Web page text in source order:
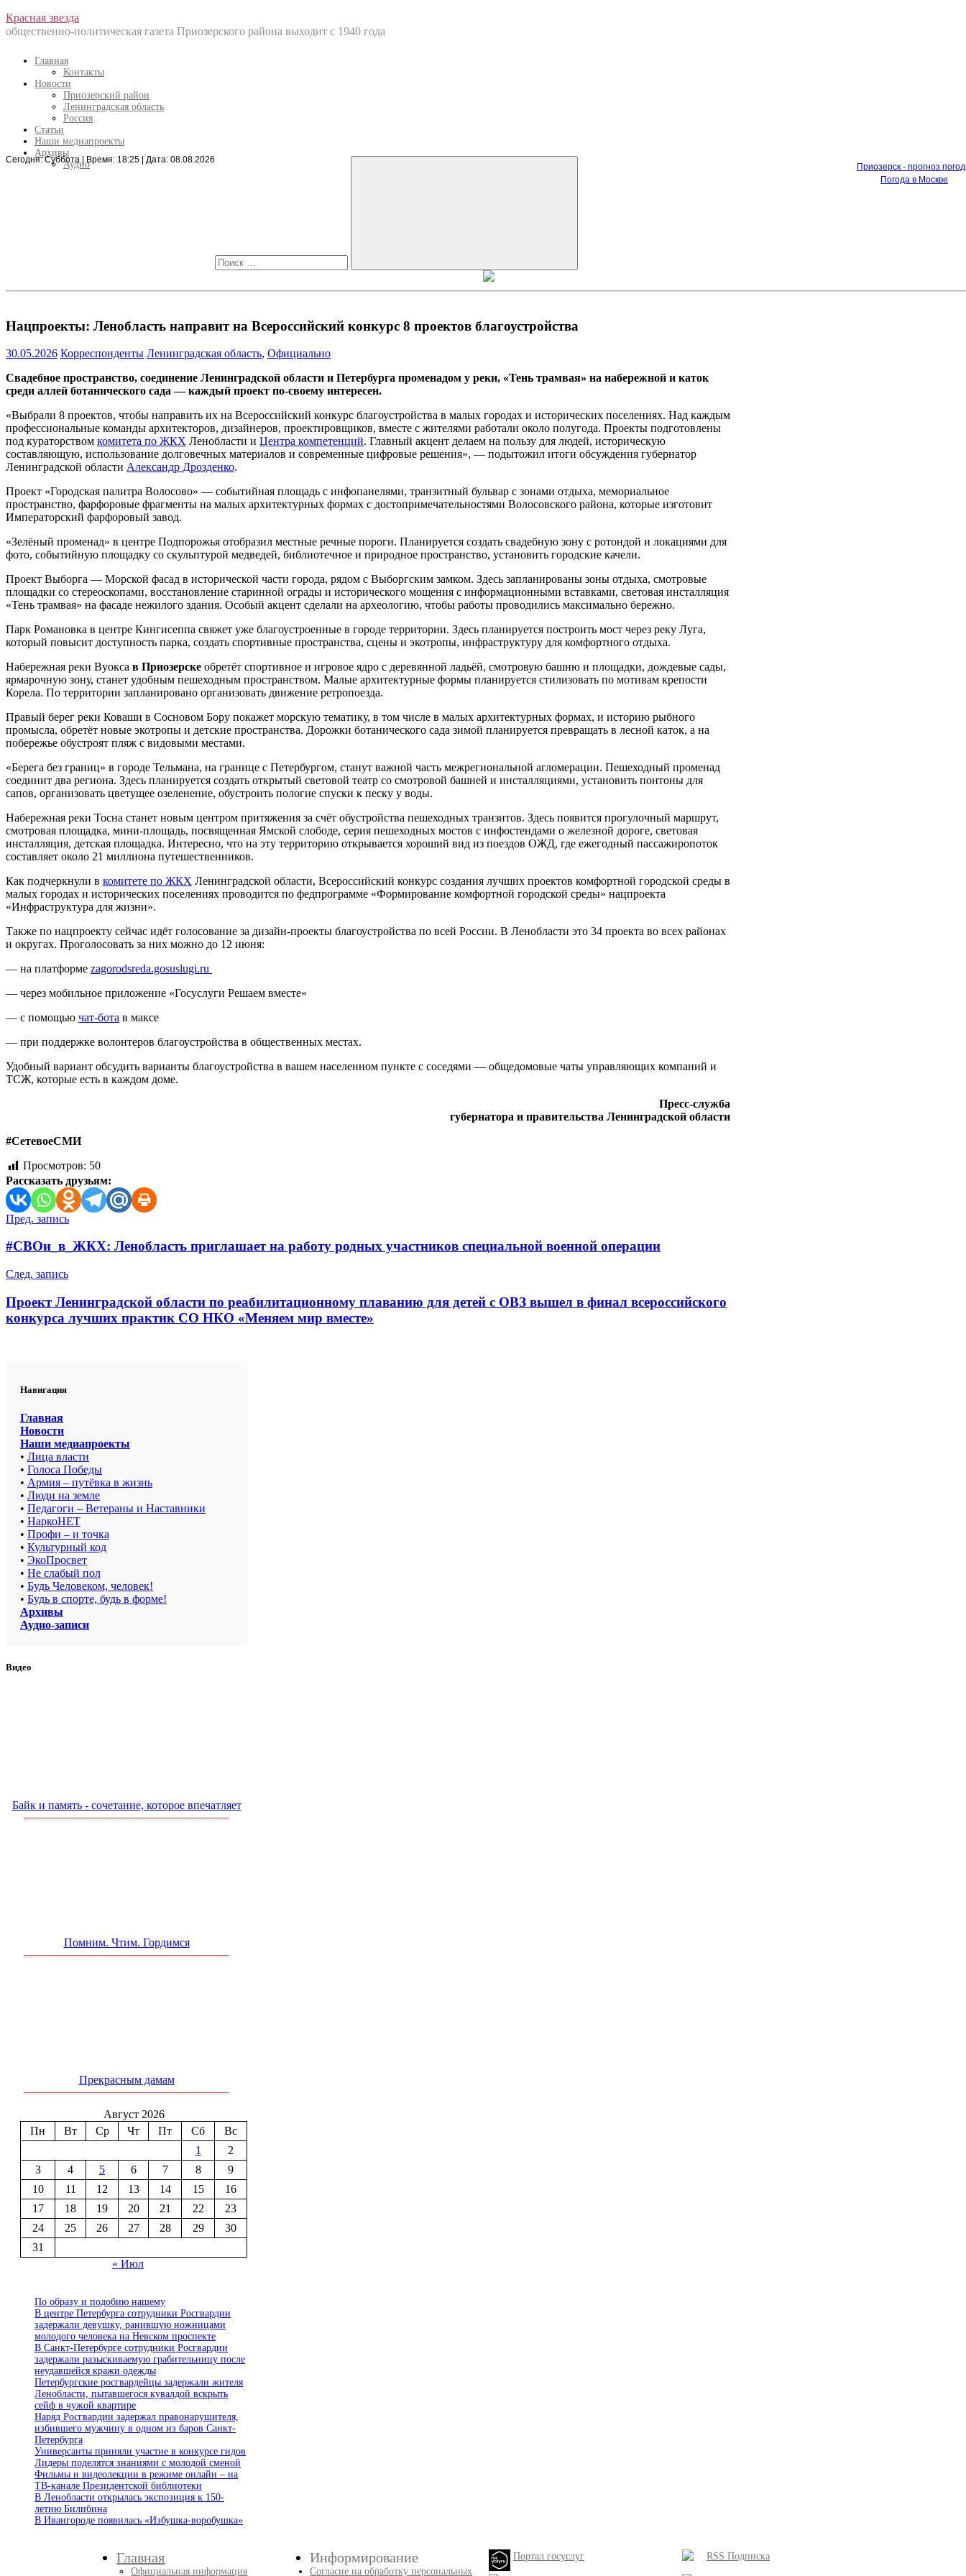
Перейти
к
Красная звезда
общественно-политическая газета Приозерского района выходит с 1940 года
Главная
Контакты
Новости
Приозерский район
Ленинградская область
Россия
Статьи
Наши медиапроекты
Архивы
Аудио
Сегодня: Суббота | Время: 18:25 | Дата: 08.08.2026
Приозерск - прогноз
Погода в Москве
Искать
Нацпроекты: Ленобласть направит на Всероссийский конкурс 8 проектов благоустройства
30.05.2026 Корреспонденты Ленинградская область, Официально
Свадебное пространство, соединение Ленинградской области и Петербурга променадом у реки, «Тень трамвая» на набережной и каток
среди аллей ботанического сада — каждый проект по-своему интересен.
«Выбрали 8 проектов, чтобы направить их на Всероссийский конкурс благоустройства в малых городах и исторических поселениях. Над каждым
профессиональные команды архитекторов, дизайнеров, проектировщиков, вместе с жителями работали около полугода. Проекты подготовлены
под кураторством комитета по ЖКХ Ленобласти и Центра компетенций. Главный акцент делаем на пользу для людей, историческую
составляющую, использование долговечных материалов и современные цифровые решения», — подытожил итоги обсуждения губернатор
Ленинградской области Александр Дрозденко.
Проект «Городская палитра Волосово» — событийная площадь с инфопанелями, транзитный бульвар с зонами отдыха, мемориальное
пространство, фарфоровые фрагменты на малых архитектурных формах с достопримечательностями Волосовского района, которые изготовит
Императорский фарфоровый завод.
«Зелёный променад» в центре Подпорожья отобразил местные речные пороги. Планируется создать свадебную зону с ротондой и локациями для
фото, событийную площадку со скульптурой медведей, библиотечное и природное пространство, установить городские качели.
Проект Выборга — Морской фасад в исторической части города, рядом с Выборгским замком. Здесь запланированы зоны отдыха, смотровые
площадки со стереоскопами, восстановление старинной ограды и исторического мощения с информационными вставками, световая инсталляция
«Тень трамвая» на фасаде нежилого здания. Особый акцент сделали на археологию, чтобы работы проводились максимально бережно.
Парк Романовка в центре Кингисеппа свяжет уже благоустроенные в городе территории. Здесь планируется построить мост через реку Луга,
который повысит доступность парка, создать спортивные пространства, сцены и экотропы, инфраструктуру для комфортного отдыха.
Набережная реки Вуокса в Приозерске обретёт спортивное и игровое ядро с деревянной ладьёй, смотровую башню и площадки, дождевые сады,
ярмарочную зону, станет удобным пешеходным пространством. Малые архитектурные формы планируется стилизовать по мотивам крепости
Корела. По территории запланировано организовать движение ретропоезда.
Правый берег реки Коваши в Сосновом Бору покажет морскую тематику, в том числе в малых архитектурных формах, и историю рыбного
промысла, обретёт новые экотропы и детские пространства. Дорожки ботанического сада зимой планируется превращать в лесной каток, а на
побережье обустроят пляж с видовыми местами.
«Берега без границ» в городе Тельмана, на границе с Петербургом, станут важной часть межрегиональной агломерации. Пешеходный променад
соединит два региона. Здесь планируется создать открытый световой театр со смотровой башней и инсталляциями, установить понтоны для
сапов, организовать цветущее озеленение, обустроить пологие спуски к песку у воды.
Набережная реки Тосна станет новым центром притяжения за счёт обустройства пешеходных транзитов. Здесь появится прогулочный маршрут,
смотровая площадка, мини-площадь, посвященная Ямской слободе, серия пешеходных мостов с инфостендами о железной дороге, световая
инсталляция, детская площадка. Интересно, что на эту территорию открывается хороший вид из поездов ОЖД, где ежегодный пассажиропоток
составляет около 21 миллиона путешественников.
Как подчеркнули в комитете по ЖКХ Ленинградской области, Всероссийский конкурс создания лучших проектов комфортной городской среды в
малых городах и исторических поселениях проводится по федпрограмме «Формирование комфортной городской среды» нацпроекта
«Инфраструктура для жизни».
Также по нацпроекту сейчас идёт голосование за дизайн-проекты благоустройства по всей России. В Ленобласти это 34 проекта во всех районах
и округах. Проголосовать за них можно до 12 июня:
— на платформе zagorodsreda.gosuslugi.ru
— через мобильное приложение «Госуслуги Решаем вместе»
— с помощью чат-бота в максе
— при поддержке волонтеров благоустройства в общественных местах.
Удобный вариант обсудить варианты благоустройства в вашем населенном пункте с соседями — общедомовые чаты управляющих компаний и
ТСЖ, которые есть в каждом доме.
Пресс-служба
губернатора и правительства Ленинградской области
#СетевоеСМИ
Просмотров: 50
Рассказать друзьям:
Навигация
по
Пред. запись
#СВОи_в_ЖКХ: Ленобласть приглашает на работу родных участников специальной военной операции
След. запись
Проект Ленинградской области по реабилитационному плаванию для детей с ОВЗ вышел в финал всероссийского
конкурса лучших практик СО НКО «Меняем мир вместе»
Навигация
Главная
Новости
Наши медиапроекты
• Лица власти
• Голоса Победы
• Армия – путёвка в жизнь
• Люди на земле
• Педагоги – Ветераны и Наставники
• НаркоНЕТ
• Профи – и точка
• Культурный код
• ЭкоПросвет
• Не слабый пол
• Будь Человеком, человек!
• Будь в спорте, будь в форме!
Архивы
Аудио-записи
Видео
Байк и память - сочетание, которое впечатляет
Помним. Чтим. Гордимся
Прекрасным дамам
Август 2026
Пн
Вт Ср Чт Пт Сб
Вс
1
2
3
4 5 6 7 8
9
10
11 12 13 14 15
16
17
18 19 20 21 22
23
24
25 26 27 28 29
30
31
« Июл
По образу и подобию нашему
В центре Петербурга сотрудники Росгвардии
задержали девушку, ранившую ножницами
молодого человека на Невском проспекте
В Санкт-Петербурге сотрудники Росгвардии
задержали разыскиваемую грабительницу после
неудавшейся кражи одежды
Петербургские росгвардейцы задержали жителя
Ленобласти, пытавшегося кувалдой вскрыть
сейф в чужой квартире
Наряд Росгвардии задержал правонарушителя,
избившего мужчину в одном из баров Санкт-
Петербурга
Универсанты приняли участие в конкурсе гидов
Лидеры поделятся знаниями с молодой сменой
Фильмы и видеолекции в режиме онлайн – на
ТВ-канале Президентской библиотеки
В Ленобласти открылась экспозиция к 150-
летию Билибина
В Ивангороде появилась «Избушка-воробушка»
Главная
Официальная информация
Информирование
Согласие на обработку персональных
Портал госуслуг RSS Подписка